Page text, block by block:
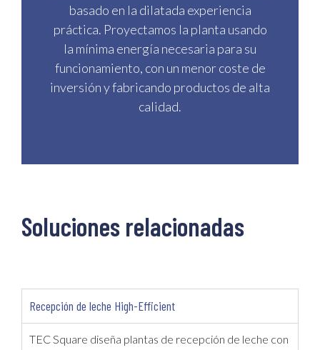
basado en la dilatada experiencia
práctica. Proyectamos la planta usando
la mínima energía necesaria para su
funcionamiento, con un menor coste de
inversión y fabricando productos de alta
calidad.
Soluciones relacionadas
Recepción de leche High-Efficient
TEC Square diseña plantas de recepción de leche con